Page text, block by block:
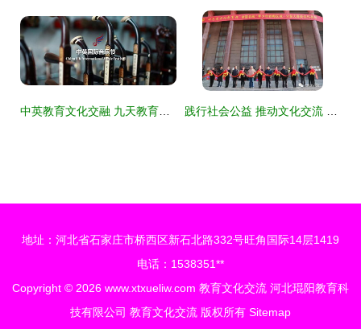
地址：河北省石家庄市桥西区新石北路332号旺角国际14层1419
电话：1538351**
Copyright © 2026 www.xtxueliw.com 教育文化交流 河北琨阳教育科
技有限公司 教育文化交流 版权所有 Sitemap